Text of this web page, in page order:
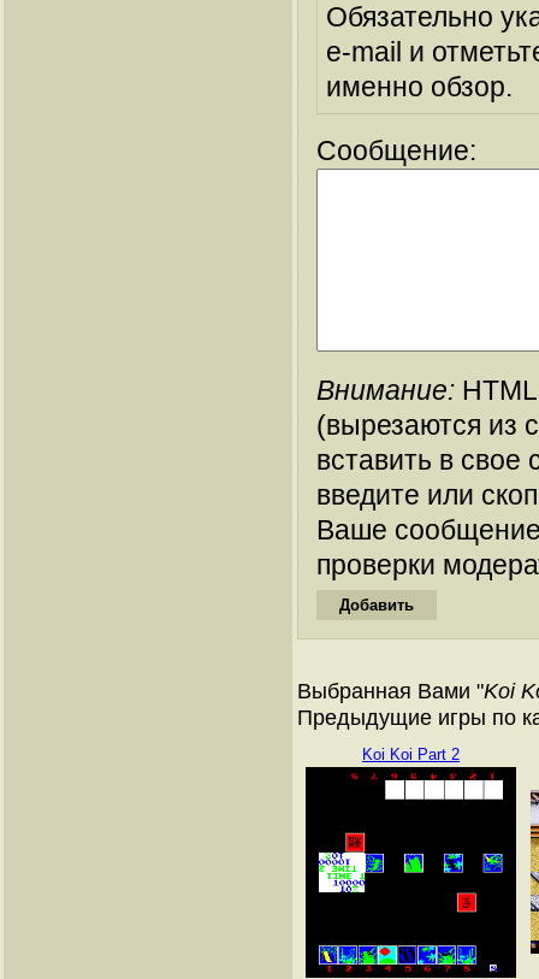
Обязательно
e-mail и
именно обзор.
Сообщение:
Внимание:
(вырезаются из
вставить в
введите или
Ваше
проверки
Выбранная Вами "Koi
Предыдущие игры по
Koi Koi Part 2